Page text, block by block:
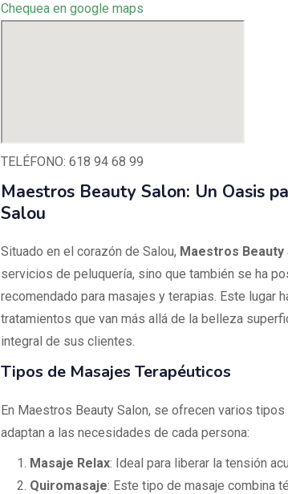
Chequea en google maps
TELÉFONO: 618 94 68 99
Maestros Beauty Salon: Un Oasis
Salou
Situado en el corazón de Salou, Maestros Beauty
servicios de peluquería, sino que también se ha
recomendado para masajes y terapias. Este lugar
tratamientos que van más allá de la belleza
integral de sus clientes.
Tipos de Masajes Terapéuticos
En Maestros Beauty Salon, se ofrecen varios
adaptan a las necesidades de cada persona:
Masaje Relax: Ideal para liberar la tensión
Quiromasaje: Este tipo de masaje combina